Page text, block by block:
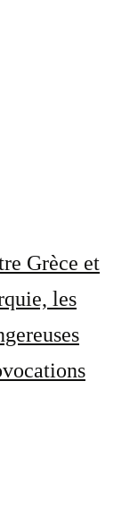
Grèce et
les